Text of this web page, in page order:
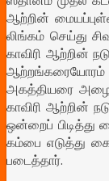
ஆற்றின்
லிங்கம் செய்து
காவிரி ஆற்றின்
ஆற்றங்கரையோரம்
அகத்தியரை
காவிரி ஆற்றின்
ஒன்றைப் பிடித்து
கம்பை எடுத்து
படைத்தார்.